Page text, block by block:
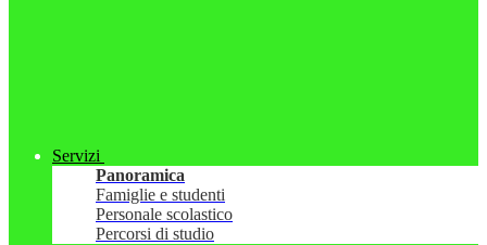
Servizi
Panoramica
Famiglie e studenti
Personale scolastico
Percorsi di studio